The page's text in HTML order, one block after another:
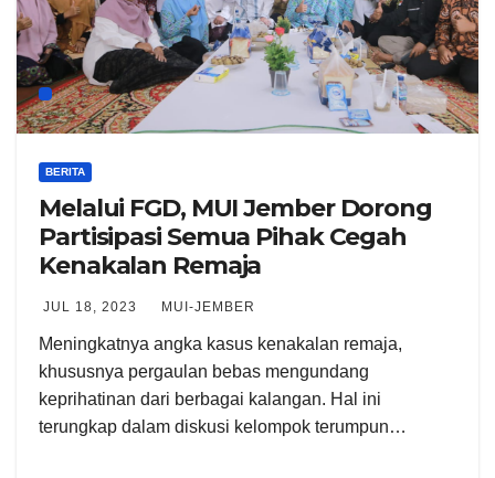
BERITA
Melalui FGD, MUI Jember Dorong
Partisipasi Semua Pihak Cegah
Kenakalan Remaja
JUL 18, 2023 MUI-JEMBER
Meningkatnya angka kasus kenakalan remaja,
khususnya pergaulan bebas mengundang
keprihatinan dari berbagai kalangan. Hal ini
terungkap dalam diskusi kelompok terumpun…